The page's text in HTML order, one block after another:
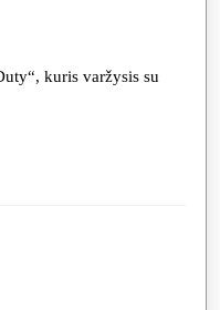
kuris varžysis su